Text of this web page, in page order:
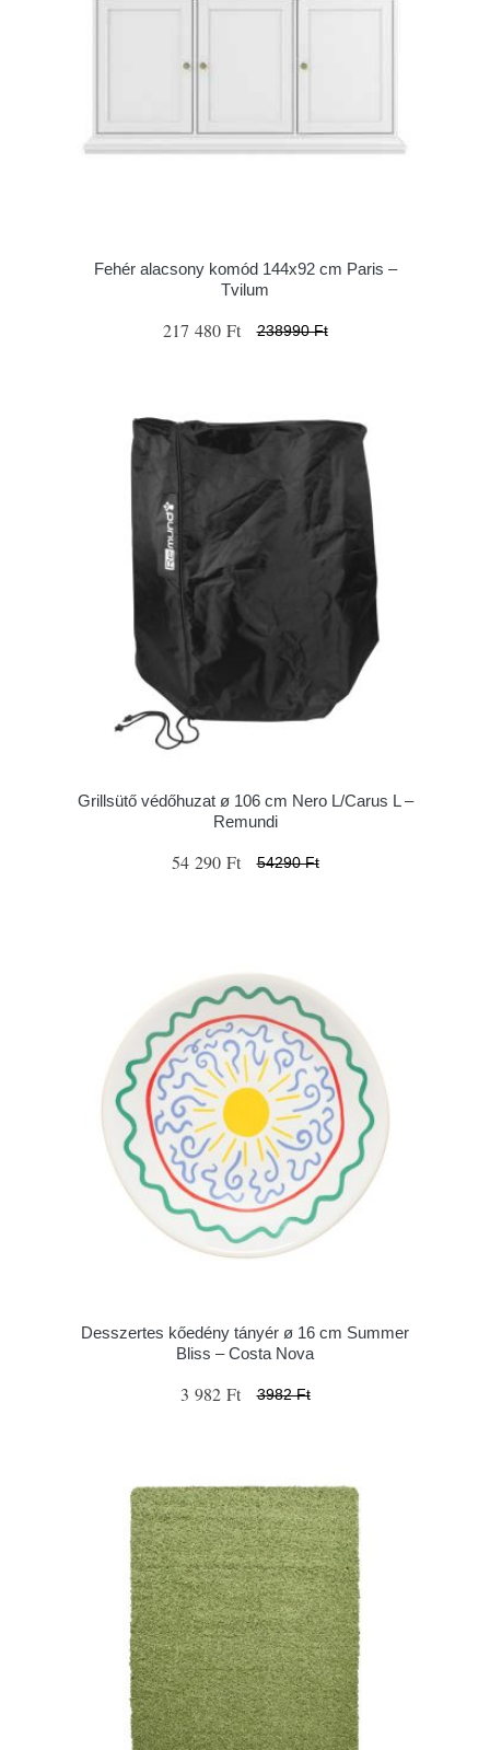
Fehér alacsony komód 144x92 cm Paris –
Tvilum
217 480 Ft 238990 Ft
Grillsütő védőhuzat ø 106 cm Nero L/Carus L –
Remundi
54 290 Ft 54290 Ft
Desszertes kőedény tányér ø 16 cm Summer
Bliss – Costa Nova
3 982 Ft 3982 Ft